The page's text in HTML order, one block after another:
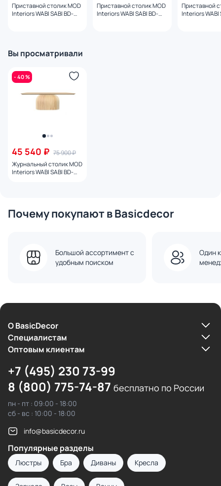
Приставной столик MOD
Interiors WABI SABI BD-
Приставной столик MOD
Interiors WABI SABI BD-
Приставной
Interiors WABI
Вы просматривали
- 40 %
45 540 ₽ 75 900 ₽
Журнальный столик MOD
Interiors WABI SABI BD-
Почему покупают в Basicdecor
Большой ассортимент с
удобным поиском
Один
О BasicDecor
Cпециалистам
Оптовым клиентам
+7 (495) 230 73-99
8 (800) 775-74-87 бесплатно по России
пн - пт : 09:00 - 18:00
сб - вс : 10:00 - 18:00
info@basicdecor.ru
Популярные разделы
Люстры Бра Диваны Кресла